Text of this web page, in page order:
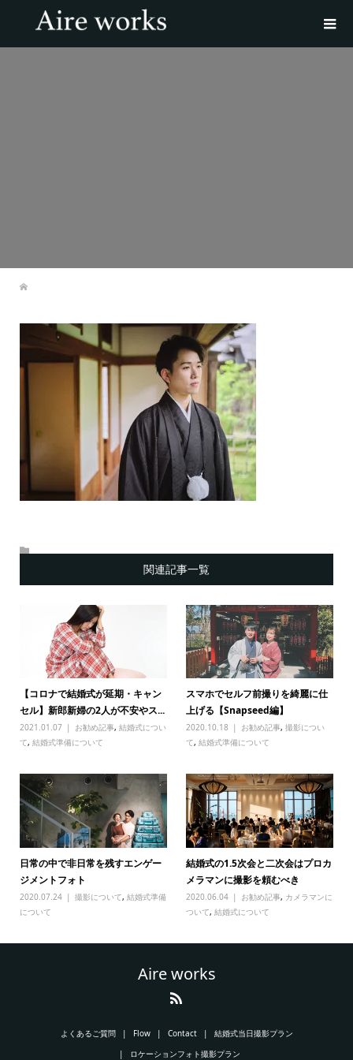
関連記事一覧
【コロナで結婚式が延期・キャン
セル】新郎新婦の2人が不安やス...
2021.01.07 お勧め記事, 結婚式につい
て, 結婚式準備について
スマホでセルフ前撮りを綺麗に仕
上げる【Snapseed編】
2020.10.18 お勧め記事,撮影につい
て,結婚式準備について
日常の中で非日常を残すエンゲー
ジメントフォト
2020.07.24 撮影について, 結婚式準備
について
結婚式の1.5次会と二次会はプロカ
メラマンに撮影を頼むべき
2020.06.04 お勧め記事, カメラマンに
ついて,結婚式について
Aire works
よくあるご質問 Flow Contact
結婚式当日撮影プラン
ロケーションフォト撮影プラン